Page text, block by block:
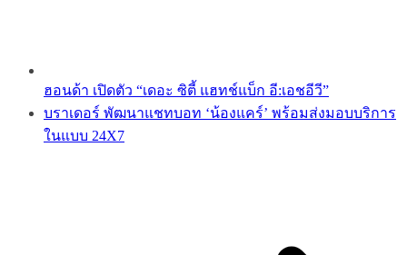
ฮอนด้า เปิดตัว “เดอะ ซิตี้ แฮทช์แบ็ก อี:เอชอีวี”
บราเดอร์ พัฒนาแชทบอท ‘น้องแคร์’ พร้อมส่งมอบบริการ
ในแบบ 24X7